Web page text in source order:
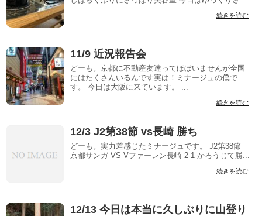
続きを読む
11/9 近況報告会
どーも。京都に不動産友達ってほぼいませんが全国
にはたくさんいるんです実は！ミナージュの僕で
す。 今日は大阪に来ています。 ...
続きを読む
12/3 J2第38節 vs長崎 勝ち
どーも。実力差感じたミナージュです。 J2第38節
京都サンガ VS Vファーレン長崎 2-1 かろうじて勝...
続きを読む
12/13 今日は本当に久しぶりに山登り